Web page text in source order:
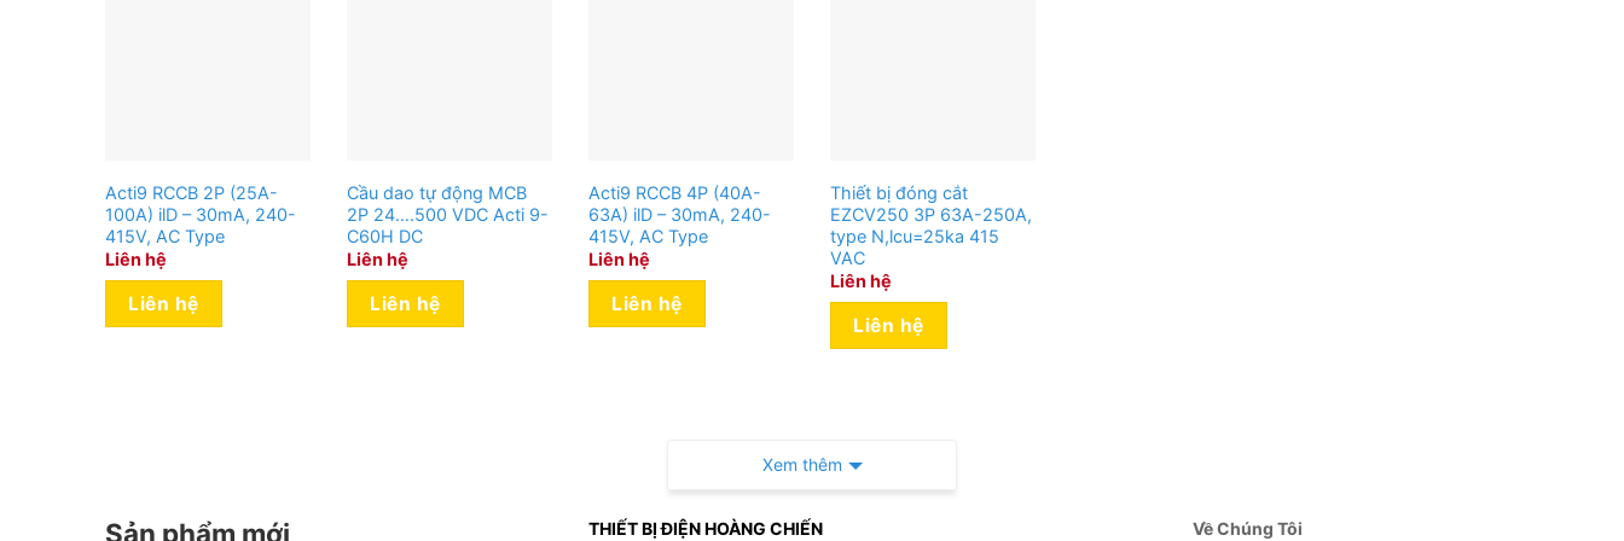
Acti9 RCCB 2P (25A-
100A) ilD – 30mA, 240-
415V, AC Type
Liên hệ
Liên hệ
Cầu dao tự động MCB
2P 24….500 VDC Acti 9-
C60H DC
Liên hệ
Liên hệ
Acti9 RCCB 4P (40A-
63A) ilD – 30mA, 240-
415V, AC Type
Liên hệ
Liên hệ
Thiết bị đóng cắt
EZCV250 3P 63A-250A,
type N,lcu=25ka 415
VAC
Liên hệ
Liên hệ
Xem thêm
Sản phẩm mới THIẾT BỊ ĐIỆN HOÀNG CHIẾN Về Chúng Tôi